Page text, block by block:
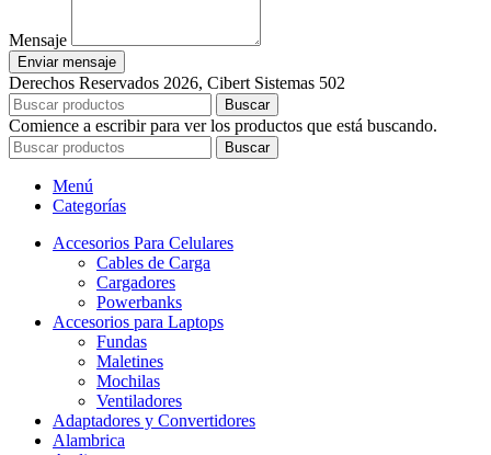
Mensaje
Enviar mensaje
Derechos Reservados 2026, Cibert Sistemas 502
Buscar
Comience a escribir para ver los productos que está buscando.
Buscar
Menú
Categorías
Accesorios Para Celulares
Cables de Carga
Cargadores
Powerbanks
Accesorios para Laptops
Fundas
Maletines
Mochilas
Ventiladores
Adaptadores y Convertidores
Alambrica